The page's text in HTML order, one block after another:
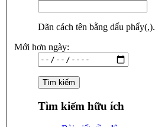
Dãn cách tên bằng dấu phẩy(,).
Mới hơn ngày:
Tìm kiếm hữu ích